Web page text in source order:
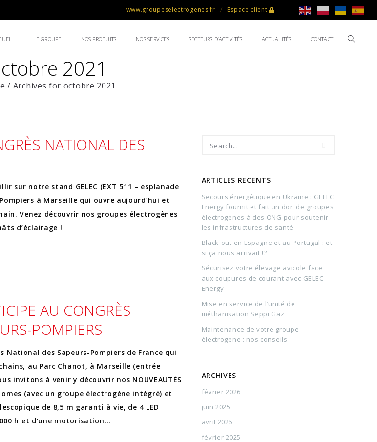
www.groupeselectrogenes.fr Espace client
LE GROUPE NOS PRODUITS NOS SERVICES SECTEURS D’ACTIVITÉS ACTUALITÉS CONTACT
2021
/ Archives for octobre 2021
NATIONAL DES
sur notre stand GELEC (EXT 511 – esplanade
à Marseille qui ouvre aujourd’hui et
Venez découvrir nos groupes électrogènes
d’éclairage !
AU CONGRÈS
POMPIERS
National des Sapeurs-Pompiers de France qui
au Parc Chanot, à Marseille (entrée
invitons à venir y découvrir nos NOUVEAUTÉS
(avec un groupe électrogène intégré) et
de 8,5 m garanti à vie, de 4 LED
h et d’une motorisation…
ARTICLES RÉCENTS
Secours énergétique en Ukraine : GELEC
Energy fournit et fait un don de groupes
électrogènes à des ONG pour soutenir
les infrastructures de santé
Black-out en Espagne et au Portugal : et
si ça nous arrivait !?
Sécurisez votre élevage avicole face
aux coupures de courant avec GELEC
Energy
Mise en service de l’unité de
méthanisation Seppi Gaz
Maintenance de votre groupe
électrogène : nos conseils
ARCHIVES
février 2026
juin 2025
avril 2025
février 2025